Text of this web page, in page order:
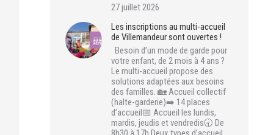
27 juillet 2026
Les inscriptions au multi-accueil
de Villemandeur sont ouvertes !
Besoin d’un mode de garde pour
votre enfant, de 2 mois à 4 ans ?
Le multi-accueil propose des
solutions adaptées aux besoins
des familles. 🏡 Accueil collectif
(halte-garderie)➡️ 14 places
d’accueil📅 Accueil les lundis,
mardis, jeudis et vendredis🕣 De